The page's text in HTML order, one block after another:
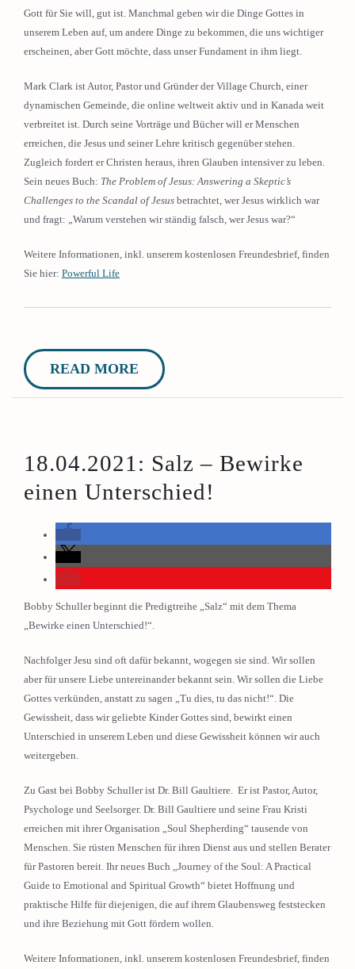
Gott für Sie will, gut ist. Manchmal geben wir die Dinge Gottes in
unserem Leben auf, um andere Dinge zu bekommen, die uns wichtiger
erscheinen, aber Gott möchte, dass unser Fundament in ihm liegt.
Mark Clark ist Autor, Pastor und Gründer der Village Church, einer
dynamischen Gemeinde, die online weltweit aktiv und in Kanada weit
verbreitet ist. Durch seine Vorträge und Bücher will er Menschen
erreichen, die Jesus und seiner Lehre kritisch gegenüber stehen.
Zugleich fordert er Christen heraus, ihren Glauben intensiver zu leben.
Sein neues Buch: The Problem of Jesus: Answering a Skeptic’s
Challenges to the Scandal of Jesus betrachtet, wer Jesus wirklich war
und fragt: „Warum verstehen wir ständig falsch, wer Jesus war?“
Weitere Informationen, inkl. unserem kostenlosen Freundesbrief, finden
Sie hier: Powerful Life
READ MORE
18.04.2021: Salz – Bewirke
einen Unterschied!
Bobby Schuller beginnt die Predigtreihe „Salz“ mit dem Thema
„Bewirke einen Unterschied!“.
Nachfolger Jesu sind oft dafür bekannt, wogegen sie sind. Wir sollen
aber für unsere Liebe untereinander bekannt sein. Wir sollen die Liebe
Gottes verkünden, anstatt zu sagen „Tu dies, tu das nicht!“. Die
Gewissheit, dass wir geliebte Kinder Gottes sind, bewirkt einen
Unterschied in unserem Leben und diese Gewissheit können wir auch
weitergeben.
Zu Gast bei Bobby Schuller ist Dr. Bill Gaultiere. Er ist Pastor, Autor,
Psychologe und Seelsorger. Dr. Bill Gaultiere und seine Frau Kristi
erreichen mit ihrer Organisation „Soul Shepherding“ tausende von
Menschen. Sie rüsten Menschen für ihren Dienst aus und stellen Berater
für Pastoren bereit. Ihr neues Buch „Journey of the Soul: A Practical
Guide to Emotional and Spiritual Growth“ bietet Hoffnung und
praktische Hilfe für diejenigen, die auf ihrem Glaubensweg feststecken
und ihre Beziehung mit Gott fördern wollen.
Weitere Informationen, inkl. unserem kostenlosen Freundesbrief, finden